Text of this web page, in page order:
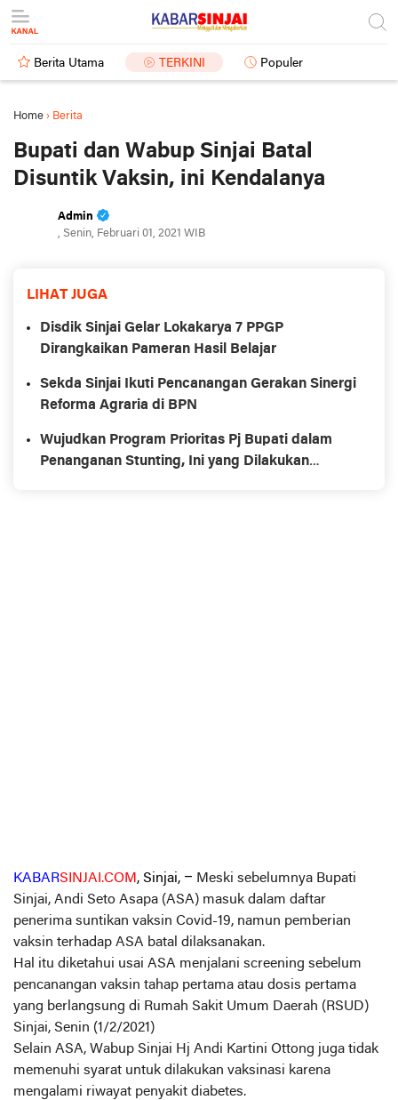
Berita Utama TERKINI Populer
Home › Berita
Bupati dan Wabup Sinjai Batal
Disuntik Vaksin, ini Kendalanya
Admin
, Senin, Februari 01, 2021 WIB
LIHAT JUGA
Disdik Sinjai Gelar Lokakarya 7 PPGP
Dirangkaikan Pameran Hasil Belajar
Sekda Sinjai Ikuti Pencanangan Gerakan Sinergi
Reforma Agraria di BPN
Wujudkan Program Prioritas Pj Bupati dalam
Penanganan Stunting, Ini yang Dilakukan
KABARSINJAI.COM , Sinjai, – Meski sebelumnya Bupati
Sinjai, Andi Seto Asapa (ASA) masuk dalam daftar
penerima suntikan vaksin Covid-19, namun pemberian
vaksin terhadap ASA batal dilaksanakan.
Hal itu diketahui usai ASA menjalani screening sebelum
pencanangan vaksin tahap pertama atau dosis pertama
yang berlangsung di Rumah Sakit Umum Daerah (RSUD)
Sinjai, Senin (1/2/2021)
Selain ASA, Wabup Sinjai Hj Andi Kartini Ottong juga tidak
memenuhi syarat untuk dilakukan vaksinasi karena
mengalami riwayat penyakit diabetes.